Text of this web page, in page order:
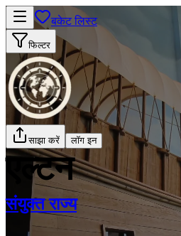
बकेट लिस्ट
फिल्टर
साझा करें लॉग इन
एल्टन
संयुक्त राज्य